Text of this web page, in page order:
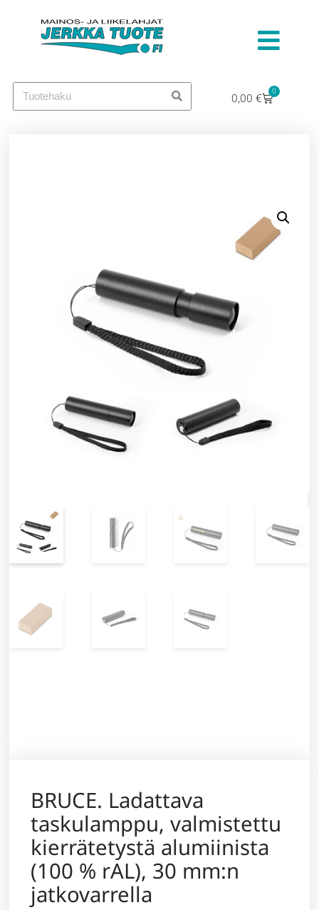
0,00 € 0
BRUCE. Ladattava
taskulamppu, valmistettu
kierrätetystä alumiinista
(100 % rAL), 30 mm:n
jatkovarrella